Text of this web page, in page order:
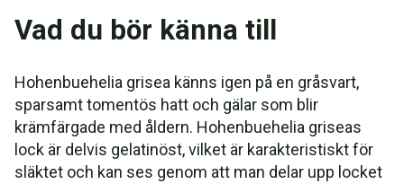
Vad du bör känna till
Hohenbuehelia grisea känns igen på en gråsvart,
sparsamt tomentös hatt och gälar som blir
krämfärgade med åldern. Hohenbuehelia griseas
lock är delvis gelatinöst, vilket är karakteristiskt för
släktet och kan ses genom att man delar upp locket